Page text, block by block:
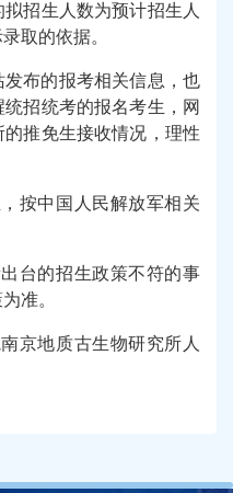
招生人数为预计招生人
取的依据。
布的报考相关信息，也
招统考的报名考生，网
推免生接收情况，理性
按中国人民解放军相关
台的招生政策不符的事
准。
京地质古生物研究所人